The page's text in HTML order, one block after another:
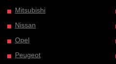
Mitsubishi
Nissan
Opel
Peugeot